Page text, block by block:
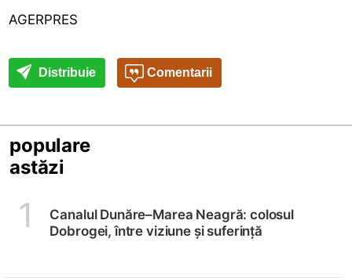
AGERPRES
Distribuie Comentarii
populare
astăzi
1
Canalul Dunăre–Marea Neagră: colosul
Dobrogei, între viziune și suferință